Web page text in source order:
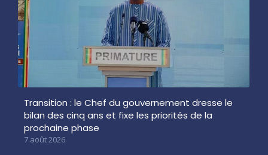
Transition : le Chef du gouvernement dresse le
bilan des cinq ans et fixe les priorités de la
prochaine phase
7 août 2026